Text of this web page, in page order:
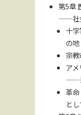
第5章
——社
十
の地
宗
ア
——
革
と